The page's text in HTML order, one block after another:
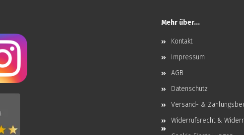
Mehr über...
Kontakt
Impressum
AGB
Datenschutz
Versand- &
Widerrufsrecht &